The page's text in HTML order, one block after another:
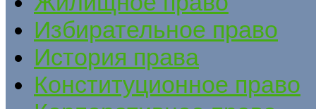
Избирательное право
История права
Конституционное право